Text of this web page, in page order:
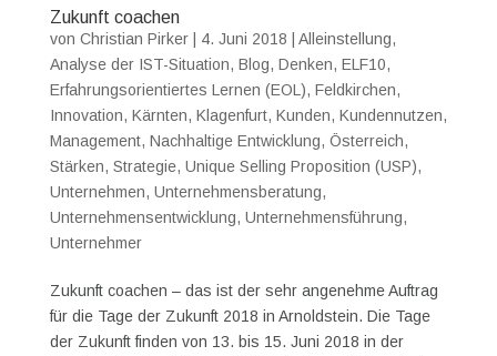
Zukunft coachen
von Christian Pirker| 4. Juni 2018 Alleinstellung,
Analyse der IST-Situation, Blog, Denken, ELF10,
Erfahrungsorientiertes Lernen (EOL), Feldkirchen,
Innovation, Kärnten, Klagenfurt, Kunden, Kundennutzen,
Management, Nachhaltige Entwicklung, Österreich,
Stärken, Strategie, Unique Selling Proposition (USP),
Unternehmen, Unternehmensberatung,
Unternehmensentwicklung, Unternehmensführung,
Unternehmer
Zukunft coachen – das ist der sehr angenehme Auftrag
für die Tage der Zukunft 2018 in Arnoldstein. Die Tage
der Zukunft finden von 13. bis 15. Juni 2018 in der